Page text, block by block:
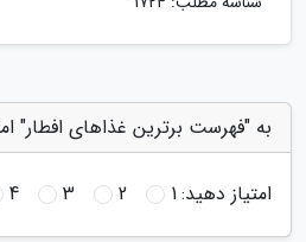
به "فهرست برترین غذاهای افطار"
امتیاز دهید:1
2
3
4